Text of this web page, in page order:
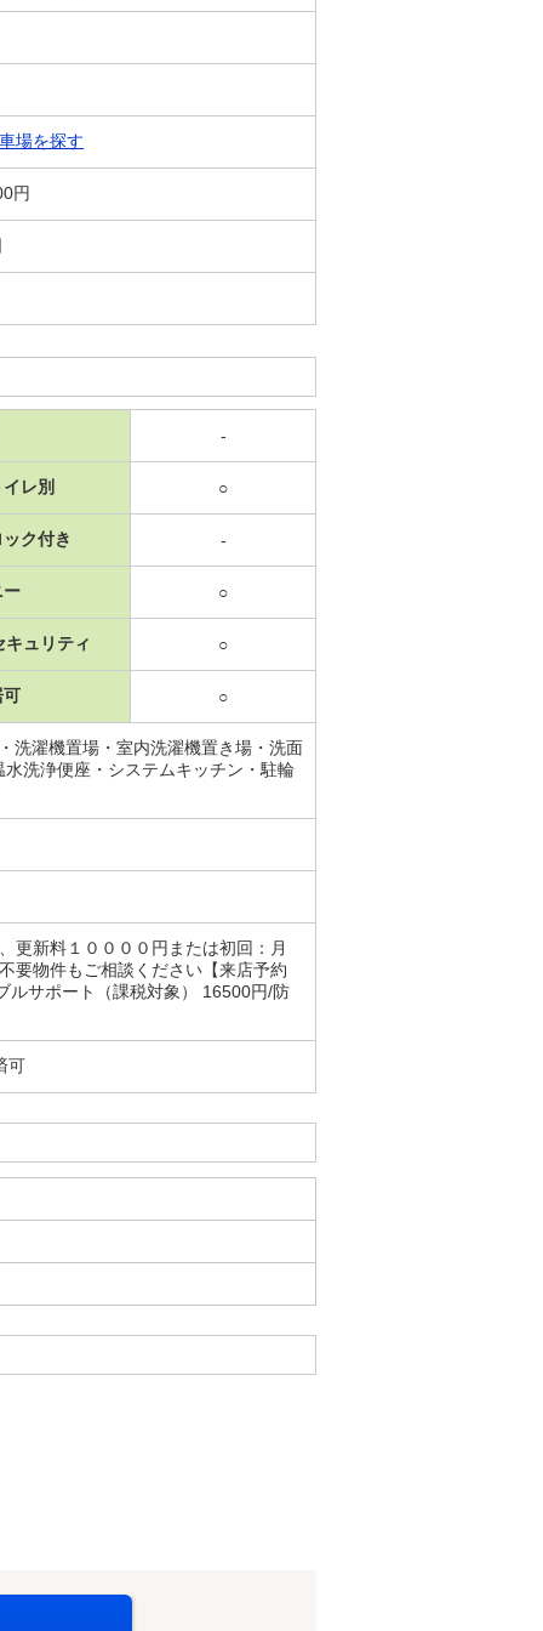
場を探す
円
-
レ別 ○
ク付き -
ー ○
キュリティ ○
可 ○
洗濯機置場・室内洗濯機置き場・洗面
洗浄便座・システムキッチン・駐輪
更新料１００００円または初回：月
要物件もご相談ください【来店予約
ルサポート（課税対象） 16500円/防
可